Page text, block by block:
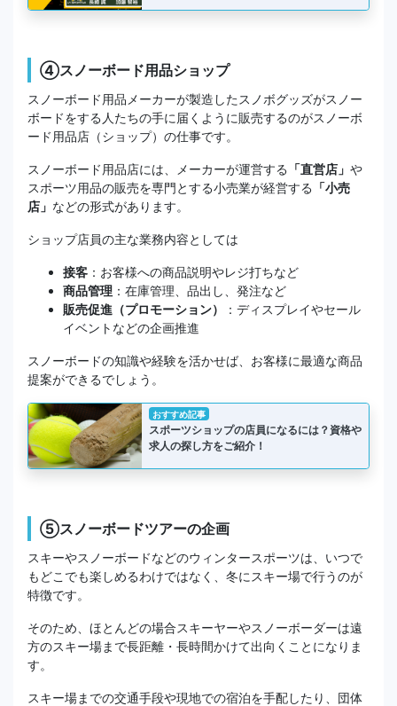
④スノーボード用品ショップ
スノーボード用品メーカーが製造したスノボグッズがスノー
ボードをする人たちの手に届くように販売するのがスノーボ
ード用品店（ショップ）の仕事です。
スノーボード用品店には、メーカーが運営する 「直営店」 や
スポーツ用品の販売を専門とする小売業が経営する 「小売
店」 などの形式があります。
ショップ店員の主な業務内容としては
接客 ：お客様への商品説明やレジ打ちなど
商品管理 ：在庫管理、品出し、発注など
販売促進（プロモーション）
：ディスプレイやセール
イベントなどの企画推進
スノーボードの知識や経験を活かせば、お客様に最適な商品
提案ができるでしょう。
おすすめ記事
スポーツショップの店員になるには？資格や
求人の探し方をご紹介！
⑤スノーボードツアーの企画
スキーやスノーボードなどのウィンタースポーツは、いつで
もどこでも楽しめるわけではなく、冬にスキー場で行うのが
特徴です。
そのため、ほとんどの場合スキーヤーやスノーボーダーは遠
方のスキー場まで長距離・長時間かけて出向くことになりま
す。
スキー場までの交通手段や現地での宿泊を手配したり、団体